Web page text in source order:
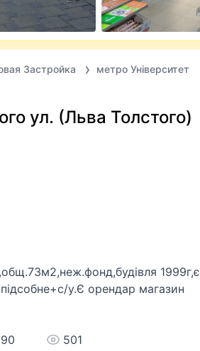
Застройка
метро Університет
ул. (Льва Толстого)
1999г,є
у.Є орендар магазин
501